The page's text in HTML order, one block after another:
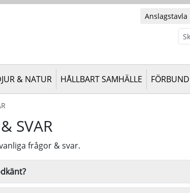
Anslagstavla
Sök
& NATUR HÅLLBART SAMHÄLLE
SVAR
frågor & svar.